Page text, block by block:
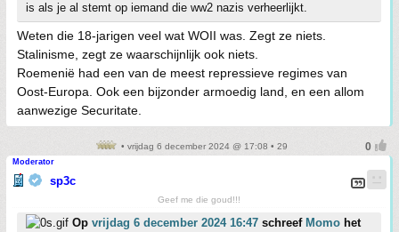
is als je al stemt op iemand die ww2 nazis verheerlijkt.
Weten die 18-jarigen veel wat WOII was. Zegt ze niets.
Stalinisme, zegt ze waarschijnlijk ook niets.
Roemenië had een van de meest repressieve regimes van
Oost-Europa. Ook een bijzonder armoedig land, en een allom
aanwezige Securitate.
• vrijdag 6 december 2024 @ 17:08 • 29
Moderator
sp3c
Geef me die goud!!!
Op vrijdag 6 december 2024 16:47 schreef Momo het